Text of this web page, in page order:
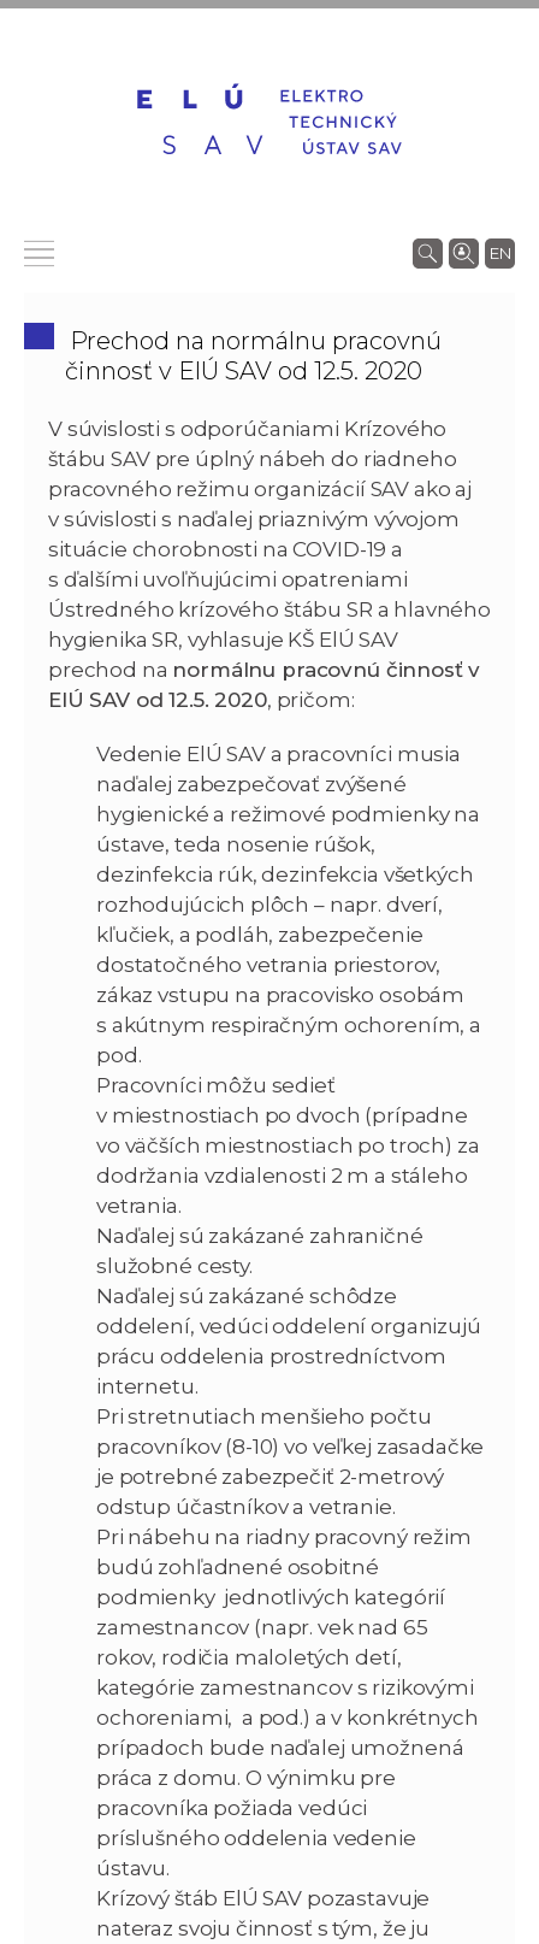
EN
Prechod na normálnu pracovnú
činnosť v ElÚ SAV od 12.5. 2020
V súvislosti s odporúčaniami Krízového
štábu SAV pre úplný nábeh do riadneho
pracovného režimu organizácií SAV ako aj
v súvislosti s naďalej priaznivým vývojom
situácie chorobnosti na COVID-19 a
s ďalšími uvoľňujúcimi opatreniami
Ústredného krízového štábu SR a hlavného
hygienika SR, vyhlasuje KŠ ElÚ SAV
prechod na normálnu pracovnú činnosť v
ElÚ SAV od 12.5. 2020, pričom:
Vedenie ElÚ SAV a pracovníci musia
naďalej zabezpečovať zvýšené
hygienické a režimové podmienky na
ústave, teda nosenie rúšok,
dezinfekcia rúk, dezinfekcia všetkých
rozhodujúcich plôch – napr. dverí,
kľučiek, a podláh, zabezpečenie
dostatočného vetrania priestorov,
zákaz vstupu na pracovisko osobám
s akútnym respiračným ochorením, a
pod.
Pracovníci môžu sedieť
v miestnostiach po dvoch (prípadne
vo väčších miestnostiach po troch) za
dodržania vzdialenosti 2 m a stáleho
vetrania.
Naďalej sú zakázané zahraničné
služobné cesty.
Naďalej sú zakázané schôdze
oddelení, vedúci oddelení organizujú
prácu oddelenia prostredníctvom
internetu.
Pri stretnutiach menšieho počtu
pracovníkov (8-10) vo veľkej zasadačke
je potrebné zabezpečiť 2-metrový
odstup účastníkov a vetranie.
Pri nábehu na riadny pracovný režim
budú zohľadnené osobitné
podmienky jednotlivých kategórií
zamestnancov (napr. vek nad 65
rokov, rodičia maloletých detí,
kategórie zamestnancov s rizikovými
ochoreniami, a pod.) a v konkrétnych
prípadoch bude naďalej umožnená
práca z domu. O výnimku pre
pracovníka požiada vedúci
príslušného oddelenia vedenie
ústavu.
Krízový štáb ElÚ SAV pozastavuje
nateraz svoju činnosť s tým, že ju